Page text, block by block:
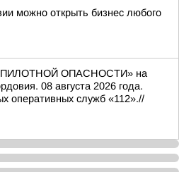
можно открыть бизнес любого
ОПАСНОСТИ» на
08 августа 2026 года.
оперативных служб «112».//